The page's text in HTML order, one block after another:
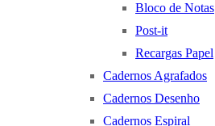
Bloco de Notas
Post-it
Recargas Papel
Cadernos Agrafados
Cadernos Desenho
Cadernos Espiral